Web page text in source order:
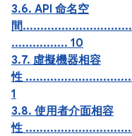
3.6. API 命名空
間
................ 10
3.7. 虛擬機器相容
性
1
3.8. 使用者介面相容
性